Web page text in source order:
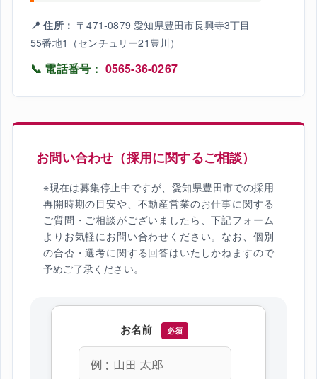
📍 住所： 〒471-0879 愛知県豊田市長興寺3丁目
55番地1（センチュリー21豊川）
📞 電話番号： 0565-36-0267
お問い合わせ（採用に関するご相談）
※現在は募集停止中ですが、愛知県豊田市での採用
再開時期の目安や、不動産営業のお仕事に関する
ご質問・ご相談がございましたら、下記フォーム
よりお気軽にお問い合わせください。なお、個別
の合否・選考に関する回答はいたしかねますので
予めご了承ください。
お名前 必須